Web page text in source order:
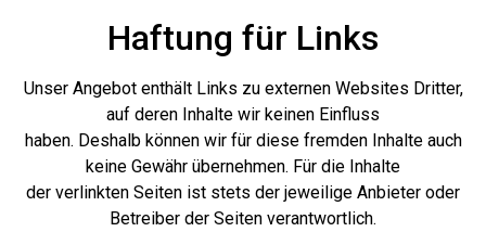
Haftung für Links
Unser Angebot enthält Links zu externen Websites Dritter,
auf deren Inhalte wir keinen Einfluss
haben. Deshalb können wir für diese fremden Inhalte auch
keine Gewähr übernehmen. Für die Inhalte
der verlinkten Seiten ist stets der jeweilige Anbieter oder
Betreiber der Seiten verantwortlich.